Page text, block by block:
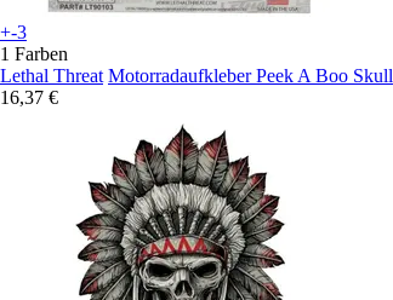
+-3
1 Farben
Lethal Threat Motorradaufkleber Peek A Boo Skull
16,37 €